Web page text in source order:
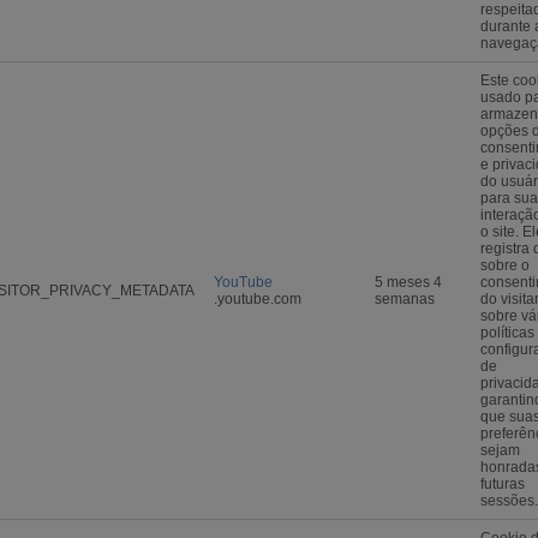
durante
YouTube
.youtube.com
5 meses 4
semanas
Este
usado
opções
e
do
para sua
o site.
registra
sobre o
do
sobre
políticas
de
que
sejam
futuras
sessões.